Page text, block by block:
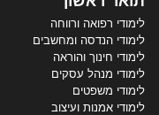
לימודי רפואה ורווחה
לימודי הנדסה ומחשבים
לימודי חינוך והוראה
לימודי מנהל עסקים
לימודי משפטים
לימודי אמנות ועיצוב